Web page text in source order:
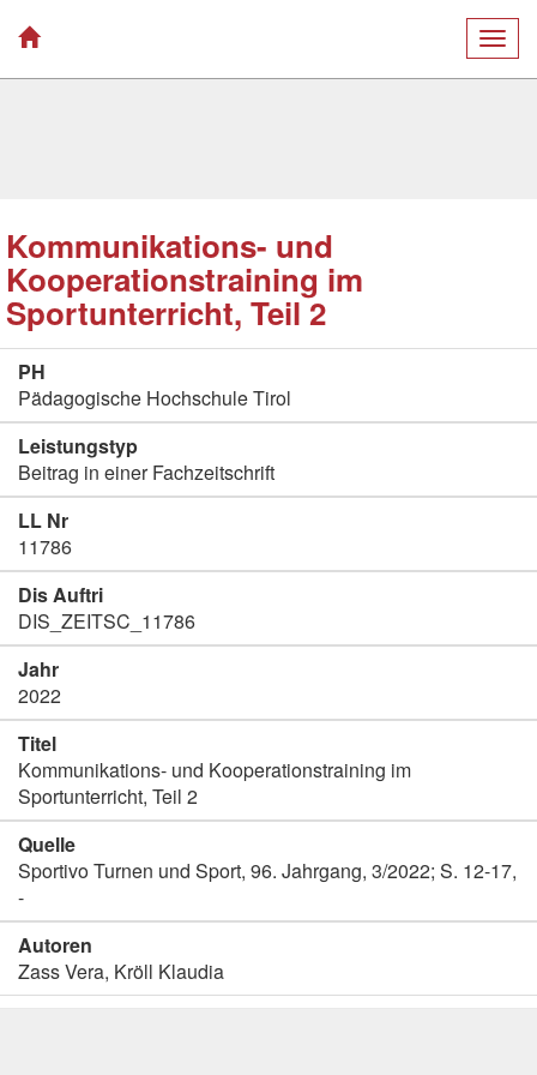
Kommunikations- und
Kooperationstraining im
Sportunterricht, Teil 2
PH
Pädagogische Hochschule Tirol
Leistungstyp
Beitrag in einer Fachzeitschrift
LL Nr
11786
Dis Auftri
DIS_ZEITSC_11786
Jahr
2022
Titel
Kommunikations- und Kooperationstraining im
Sportunterricht, Teil 2
Quelle
Sportivo Turnen und Sport, 96. Jahrgang, 3/2022; S. 12-17,
-
Autoren
Zass Vera, Kröll Klaudia